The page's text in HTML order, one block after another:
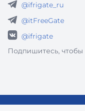
@ifrigate_ru
@itFreeGate
@ifrigate
Подпишитесь,